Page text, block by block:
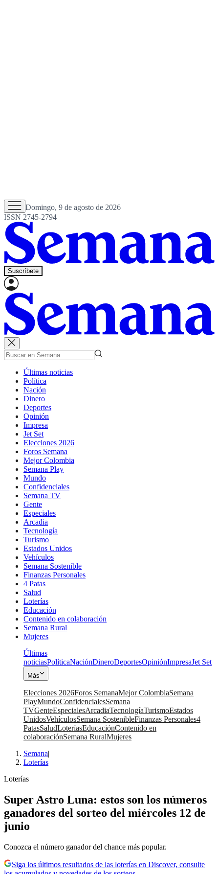
Domingo, 9 de agosto de 2026
ISSN 2745-2794
Suscríbete
Últimas noticias
Política
Nación
Dinero
Deportes
Opinión
Impresa
Jet Set
Elecciones 2026
Foros Semana
Mejor Colombia
Semana Play
Mundo
Confidenciales
Semana TV
Gente
Especiales
Arcadia
Tecnología
Turismo
Estados Unidos
Vehículos
Semana Sostenible
Finanzas Personales
4 Patas
Salud
Loterías
Educación
Contenido en colaboración
Semana Rural
Mujeres
Últimas
noticiasPolíticaNaciónDineroDeportesOpiniónImpresaJet Set
Más
Elecciones 2026Foros SemanaMejor ColombiaSemana
PlayMundoConfidencialesSemana
TVGenteEspecialesArcadiaTecnologíaTurismoEstados
UnidosVehículosSemana SostenibleFinanzas Personales4
PatasSaludLoteríasEducaciónContenido en
colaboraciónSemana RuralMujeres
Semana|
Loterías
Loterías
Super Astro Luna: estos son los números
ganadores del sorteo del miércoles 12 de
junio
Conozca el número ganador del chance más popular.
Siga los últimos resultados de las loterías en Discover, consulte